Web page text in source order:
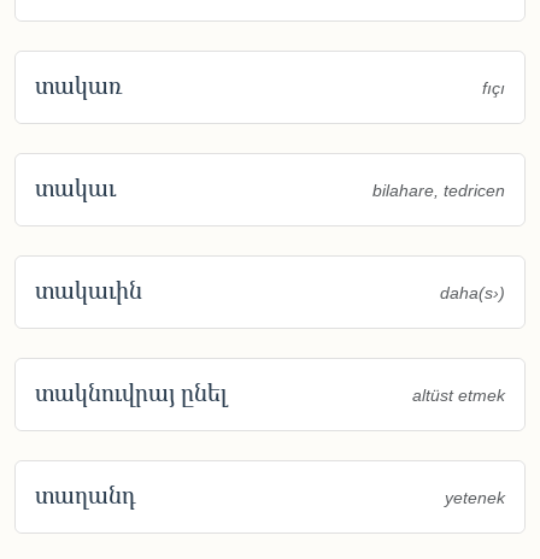
տակառ fıçı
տակաւ bilahare, tedricen
տակաւին daha(s›)
տակնուվրայ ընել altüst etmek
տաղանդ yetenek